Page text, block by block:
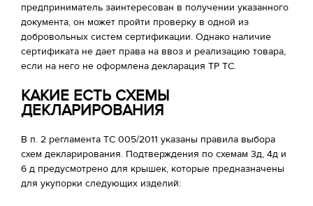
предприниматель заинтересован в получении указанного
документа, он может пройти проверку в одной из
добровольных систем сертификации. Однако наличие
сертификата не дает права на ввоз и реализацию товара,
если на него не оформлена декларация ТР ТС.
КАКИЕ ЕСТЬ СХЕМЫ
ДЕКЛАРИРОВАНИЯ
В п. 2 регламента ТС 005/2011 указаны правила выбора
схем декларирования. Подтверждения по схемам 3д, 4д и
6 д предусмотрено для крышек, которые предназначены
для укупорки следующих изделий: